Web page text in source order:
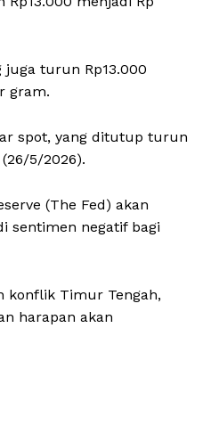
turun Rp13.000
gram.
spot, yang ditutup turun
5/2026).
(The Fed) akan
sentimen negatif bagi
konflik Timur Tengah,
harapan akan